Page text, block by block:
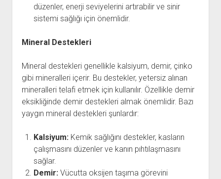
düzenler, enerji seviyelerini artırabilir ve sinir
sistemi sağlığı için önemlidir.
Mineral Destekleri
Mineral destekleri genellikle kalsiyum, demir, çinko
gibi mineralleri içerir. Bu destekler, yetersiz alınan
mineralleri telafi etmek için kullanılır. Özellikle demir
eksikliğinde demir destekleri almak önemlidir. Bazı
yaygın mineral destekleri şunlardır:
Kalsiyum: Kemik sağlığını destekler, kasların
çalışmasını düzenler ve kanın pıhtılaşmasını
sağlar.
Demir: Vücutta oksijen taşıma görevini